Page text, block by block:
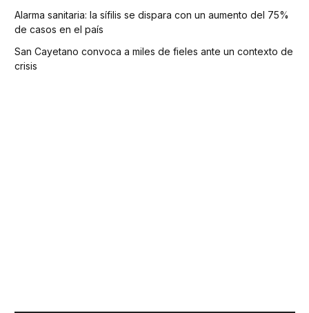
Alarma sanitaria: la sífilis se dispara con un aumento del 75%
de casos en el país
San Cayetano convoca a miles de fieles ante un contexto de
crisis